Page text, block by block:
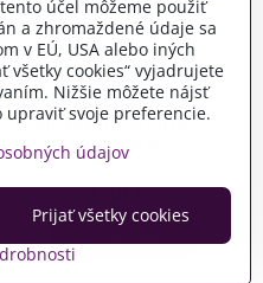
Silikónová pečiatka
ARTEMIO 14x14cm -
BOHO štýl
7,38 €
účel môžeme použiť
a zhromaždené údaje sa
v EÚ, USA alebo iných
všetky cookies“ vyjadrujete
Nižšie môžete nájsť
svoje preferencie.
údajov
Prijať všetky cookies